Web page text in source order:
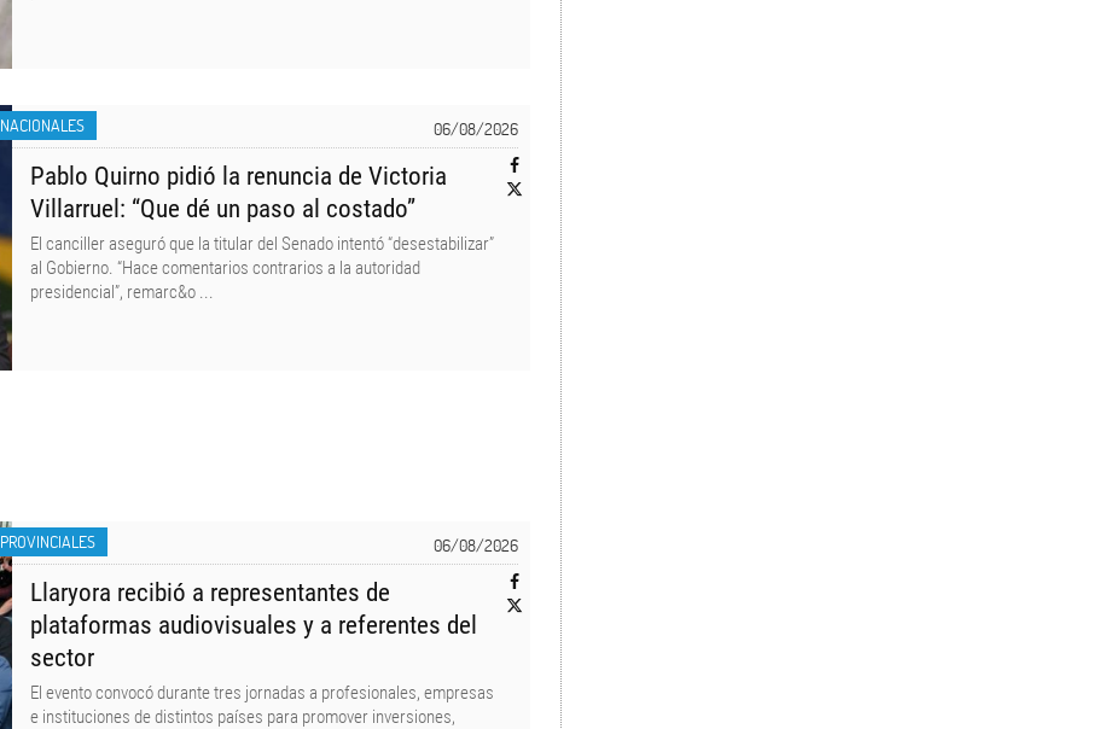
06/08/2026
NACIONALES
Pablo Quirno pidió la renuncia de Victoria
Villarruel: “Que dé un paso al costado”
El canciller aseguró que la titular del Senado intentó “desestabilizar”
al Gobierno. “Hace comentarios contrarios a la autoridad
presidencial”, remarc&o ...
06/08/2026
PROVINCIALES
Llaryora recibió a representantes de
plataformas audiovisuales y a referentes del
sector
El evento convocó durante tres jornadas a profesionales, empresas
e instituciones de distintos países para promover inversiones,